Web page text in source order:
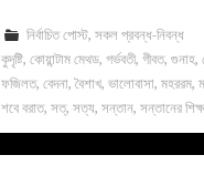
নির্বাচিত পোস্ট,সকল প্রবন্ধ-নিবন্ধ
কুদৃষ্টি, কোয়ান্টাম মেথড, গর্ভবতী, গীবত, গুনাহ,
ফজিলত, বেদনা,বৈশাখ, ভালোবাসা, মহররম,
শবে বরাত, সত্, সত্য, সন্তান, সন্তানের